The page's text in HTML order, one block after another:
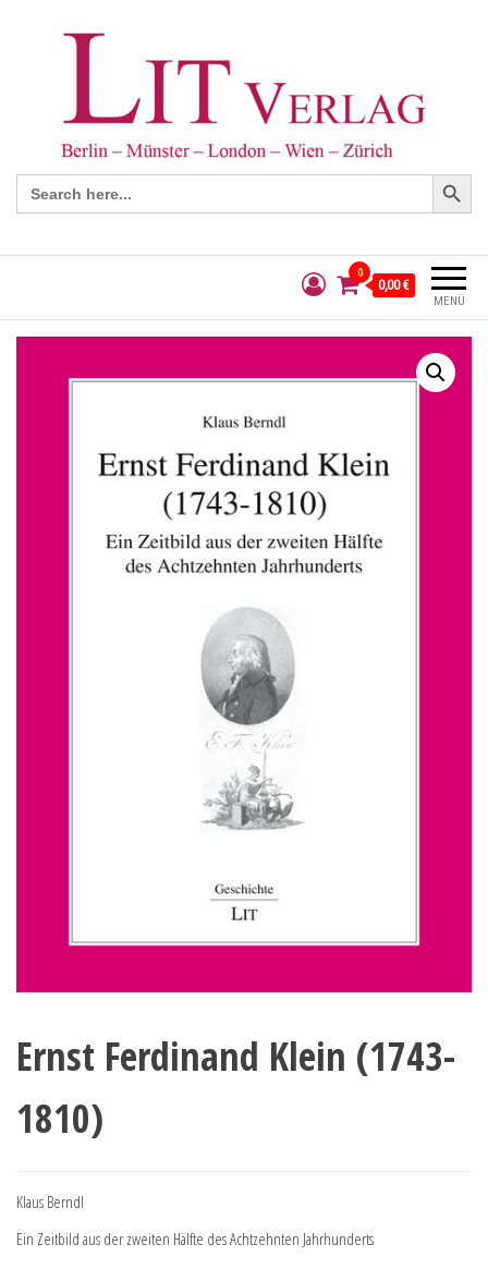
Search
for:
Search Button
MENÜ
0
0,00 €
Ernst Ferdinand Klein (1743-
1810)
Klaus Berndl
Ein Zeitbild aus der zweiten Hälfte des Achtzehnten Jahrhunderts